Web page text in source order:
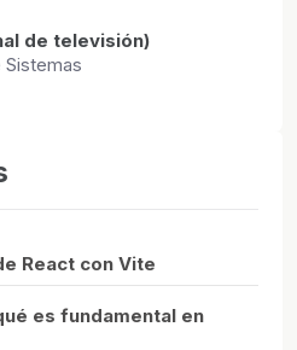
de televisión)
React con Vite
es fundamental en